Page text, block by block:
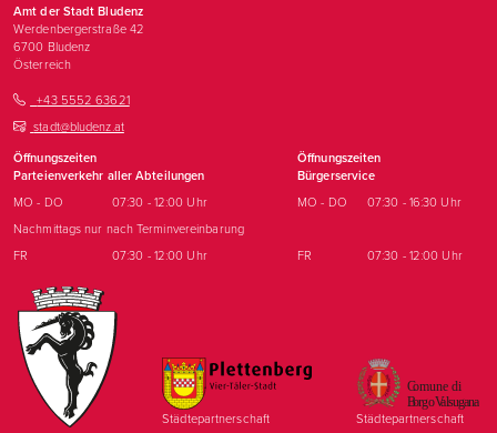
Amt der Stadt Bludenz
Werdenbergerstraße 42
6700 Bludenz
Österreich
+43 5552 63621
stadt@bludenz.at
Öffnungszeiten
Parteienverkehr aller Abteilungen
Öffnungszeiten
Bürgerservice
MO - DO
07:30 - 12:00 Uhr MO - DO
07:30 - 16:30 Uhr
Nachmittags nur nach Terminvereinbarung
FR
07:30 - 12:00 Uhr FR 07:30 - 12:00 Uhr
Städtepartnerschaft Städtepartnerschaft